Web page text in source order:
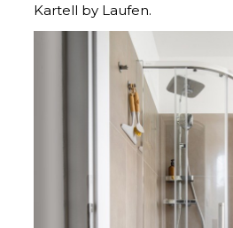
Kartell by Laufen.